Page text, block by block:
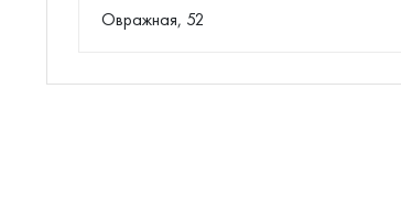
Овражная, 52